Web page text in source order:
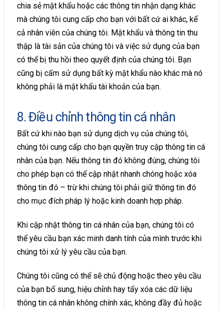
chia sẻ mật khẩu hoặc các thông tin nhận dạng khác
mà chúng tôi cung cấp cho bạn với bất cứ ai khác, kể
cả nhân viên của chúng tôi. Mật khẩu và thông tin thu
thập là tài sản của chúng tôi và việc sử dụng của bạn
có thể bị thu hồi theo quyết định của chúng tôi. Bạn
cũng bị cấm sử dụng bất kỳ mật khẩu nào khác mà nó
không phải là mật khẩu tài khoản của bạn.
8. Điều chỉnh thông tin cá nhân
Bất cứ khi nào bạn sử dụng dịch vụ của chúng tôi,
chúng tôi cung cấp cho bạn quyền truy cập thông tin cá
nhân của bạn. Nếu thông tin đó không đúng, chúng tôi
cho phép bạn có thể cập nhật nhanh chóng hoặc xóa
thông tin đó – trừ khi chúng tôi phải giữ thông tin đó
cho mục đích pháp lý hoặc kinh doanh hợp pháp.
Khi cập nhật thông tin cá nhân của bạn, chúng tôi có
thể yêu cầu bạn xác minh danh tính của mình trước khi
chúng tôi xử lý yêu cầu của bạn.
Chúng tôi cũng có thể sẽ chủ động hoặc theo yêu cầu
của bạn bổ sung, hiệu chỉnh hay tẩy xóa các dữ liệu
thông tin cá nhân không chính xác, không đầy đủ hoặc